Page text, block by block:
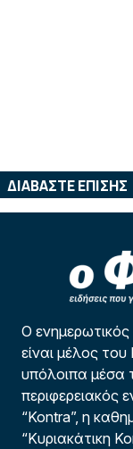
ΔΙΑΒΑΣΤΕ ΕΠΙΣΗΣ
Ο
είναι μέλος
υπόλοιπα μέσα
περιφερειακός
“Kontra”, η
“Κυριακάτικη